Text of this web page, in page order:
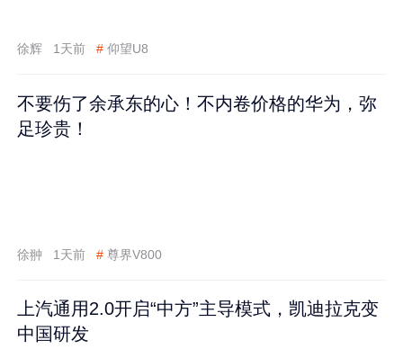
徐辉 1天前 # 仰望U8
不要伤了余承东的心！不内卷价格的华为，弥
足珍贵！
徐翀 1天前 # 尊界V800
上汽通用2.0开启“中方”主导模式，凯迪拉克变
中国研发